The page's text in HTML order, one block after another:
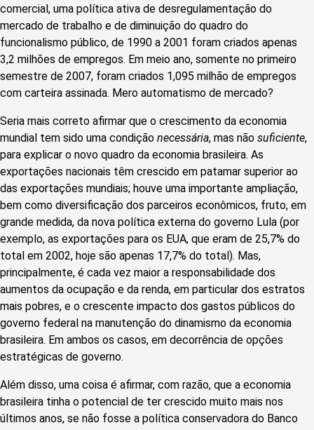
comercial, uma política ativa de desregulamentação do
mercado de trabalho e de diminuição do quadro do
funcionalismo público, de 1990 a 2001 foram criados apenas
3,2 milhões de empregos. Em meio ano, somente no primeiro
semestre de 2007, foram criados 1,095 milhão de empregos
com carteira assinada. Mero automatismo de mercado?
Seria mais correto afirmar que o crescimento da economia
mundial tem sido uma condição necessária, mas não suficiente,
para explicar o novo quadro da economia brasileira. As
exportações nacionais têm crescido em patamar superior ao
das exportações mundiais; houve uma importante ampliação,
bem como diversificação dos parceiros econômicos, fruto, em
grande medida, da nova política externa do governo Lula (por
exemplo, as exportações para os EUA, que eram de 25,7% do
total em 2002, hoje são apenas 17,7% do total). Mas,
principalmente, é cada vez maior a responsabilidade dos
aumentos da ocupação e da renda, em particular dos estratos
mais pobres, e o crescente impacto dos gastos públicos do
governo federal na manutenção do dinamismo da economia
brasileira. Em ambos os casos, em decorrência de opções
estratégicas de governo.
Além disso, uma coisa é afirmar, com razão, que a economia
brasileira tinha o potencial de ter crescido muito mais nos
últimos anos, se não fosse a política conservadora do Banco